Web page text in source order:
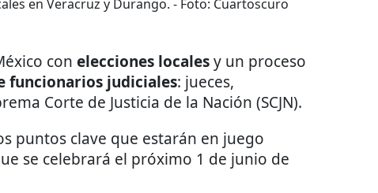
en Veracruz y Durango. - Foto: Cuartoscuro
con elecciones localesy un proceso
funcionarios judiciales: jueces,
Corte de Justicia de la Nación (SCJN).
puntos clave que estarán en juego
se celebrará el próximo 1 de junio de